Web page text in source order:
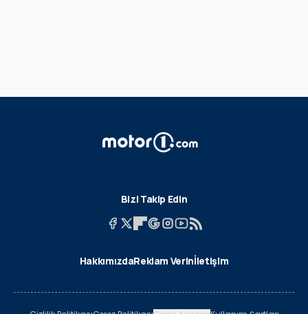
Bizi Takip Edin
HakkımızdaReklam Verinİletişim